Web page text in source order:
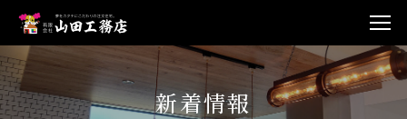
新着情報